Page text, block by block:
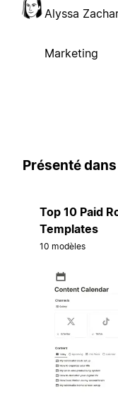
Alyssa
Marketing
Présenté dans
Top 10 Paid
Templates
10 modèles